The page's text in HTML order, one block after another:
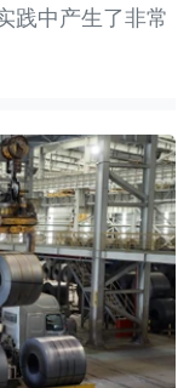
践中产生了非常